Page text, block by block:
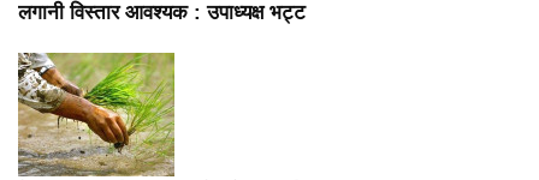
लगानी विस्तार आवश्यक : उपाध्यक्ष भट्ट